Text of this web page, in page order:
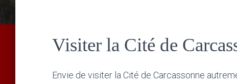
Visiter la Cité de
Envie de visiter la Cité de Carcassonne